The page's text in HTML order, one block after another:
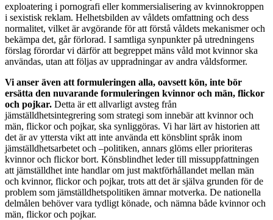
exploatering i pornografi eller kommersialisering av kvinnokroppen
i sexistisk reklam. Helhetsbilden av våldets omfattning och dess
normalitet, vilket är avgörande för att förstå våldets mekanismer och
bekämpa det, går förlorad. I samtliga synpunkter på utredningens
förslag förordar vi därför att begreppet mäns våld mot kvinnor ska
användas, utan att följas av uppradningar av andra våldsformer.
Vi anser även att formuleringen alla, oavsett kön, inte bör
ersätta den nuvarande formuleringen kvinnor och män, flickor
och pojkar. Detta är ett allvarligt avsteg från
jämställdhetsintegrering som strategi som innebär att kvinnor och
män, flickor och pojkar, ska synliggöras. Vi har lärt av historien att
det är av yttersta vikt att inte använda ett könsblint språk inom
jämställdhetsarbetet och –politiken, annars glöms eller prioriteras
kvinnor och flickor bort. Könsblindhet leder till missuppfattningen
att jämställdhet inte handlar om just maktförhållandet mellan män
och kvinnor, flickor och pojkar, trots att det är själva grunden för de
problem som jämställdhetspolitiken ämnar motverka. De nationella
delmålen behöver vara tydligt könade, och nämna både kvinnor och
män, flickor och pojkar.